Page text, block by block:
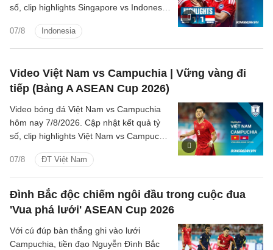
07/8 Indonesia
số, clip highlights Singapore vs Indonesia
huống trên sân.
Video Việt Nam vs Campuchia | Vững vàng đi
tiếp (Bảng A ASEAN Cup 2026)
07/8 ĐT Việt Nam
Video bóng đá Việt Nam vs Campuchia
hôm nay 7/8/2026. Cập nhật kết quả tỷ
số, clip highlights Việt Nam vs Campuchia
huống trên sân.
Đình Bắc độc chiếm ngôi đầu trong cuộc đua
'Vua phá lưới' ASEAN Cup 2026
Với cú đúp bàn thắng ghi vào lưới
Campuchia, tiền đạo Nguyễn Đình Bắc